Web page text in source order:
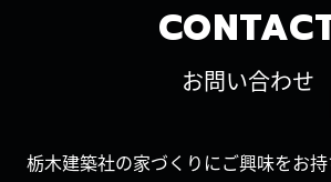
お問い合わせ
栃木建築社の家づくりにご興味をお